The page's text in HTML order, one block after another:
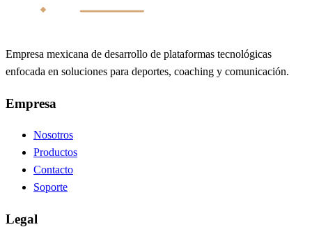
Empresa mexicana de desarrollo de plataformas tecnológicas
enfocada en soluciones para deportes, coaching y comunicación.
Empresa
Nosotros
Productos
Contacto
Soporte
Legal